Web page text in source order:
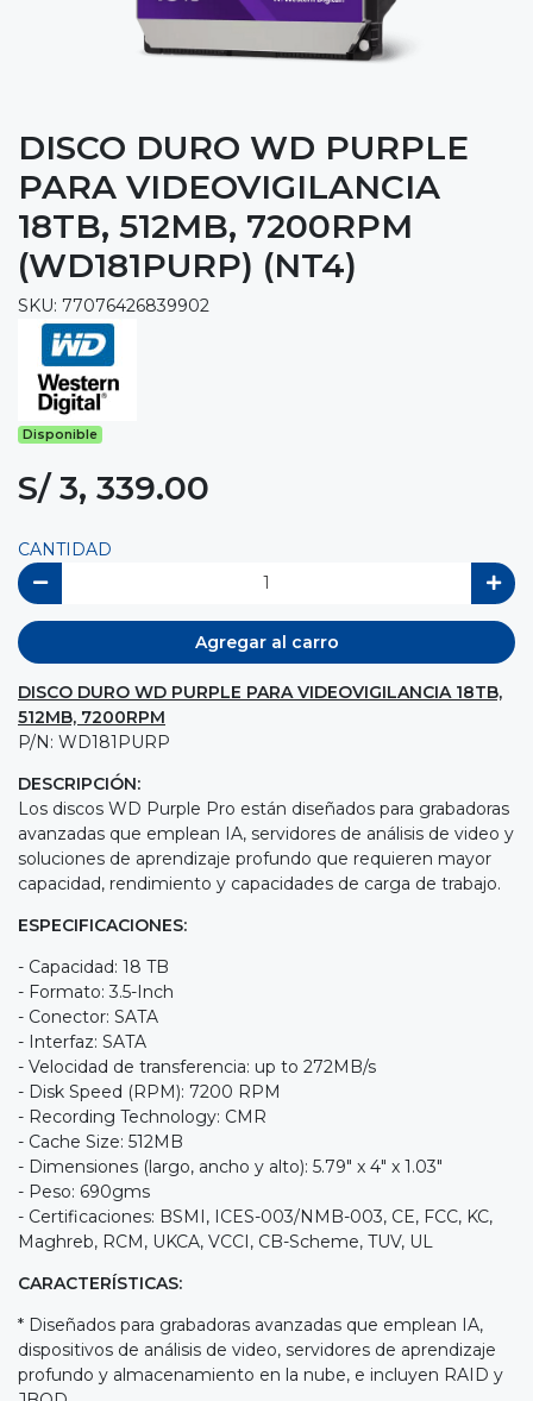
DISCO DURO WD PURPLE
PARA VIDEOVIGILANCIA
18TB, 512MB, 7200RPM
(WD181PURP) (NT4)
SKU: 77076426839902
Disponible
S/ 3, 339.00
CANTIDAD
Agregar al carro
DISCO DURO WD PURPLE PARA VIDEOVIGILANCIA 18TB,
512MB, 7200RPM
P/N: WD181PURP
DESCRIPCIÓN:
Los discos WD Purple Pro están diseñados para grabadoras
avanzadas que emplean IA, servidores de análisis de video y
soluciones de aprendizaje profundo que requieren mayor
capacidad, rendimiento y capacidades de carga de trabajo.
ESPECIFICACIONES:
- Capacidad: 18 TB
- Formato: 3.5-Inch
- Conector: SATA
- Interfaz: SATA
- Velocidad de transferencia: up to 272MB/s
- Disk Speed (RPM): 7200 RPM
- Recording Technology: CMR
- Cache Size: 512MB
- Dimensiones (largo, ancho y alto): 5.79" x 4" x 1.03"
- Peso: 690gms
- Certificaciones: BSMI, ICES-003/NMB-003, CE, FCC, KC,
Maghreb, RCM, UKCA, VCCI, CB-Scheme, TUV, UL
CARACTERÍSTICAS:
* Diseñados para grabadoras avanzadas que emplean IA,
dispositivos de análisis de video, servidores de aprendizaje
profundo y almacenamiento en la nube, e incluyen RAID y